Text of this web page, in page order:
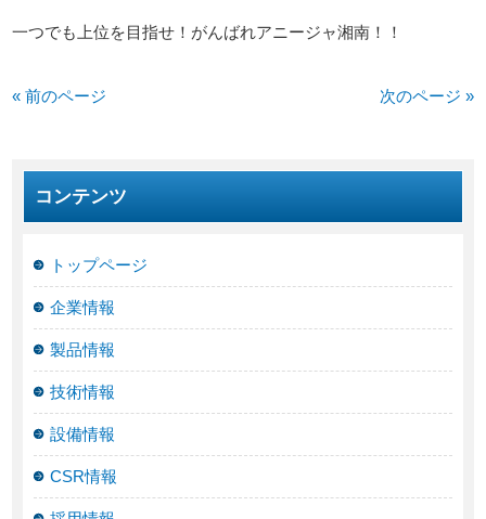
一つでも上位を目指せ！がんばれアニージャ湘南！！
« 前のページ 次のページ »
コンテンツ
トップページ
企業情報
製品情報
技術情報
設備情報
CSR情報